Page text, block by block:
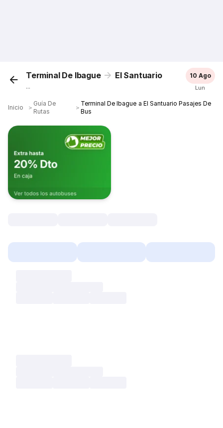
Terminal De Ibague El Santuario
...
10 Ago
Lun
Inicio ＞
Guía De
Rutas
＞
Terminal De Ibague a El Santuario Pasajes De
Bus